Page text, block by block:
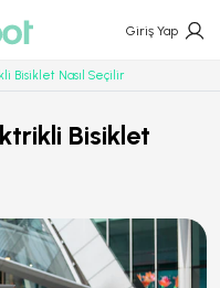
Giriş Yap
Bisiklet Nasıl Seçilir
Bisiklet